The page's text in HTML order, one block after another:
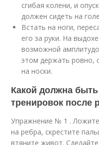
сгибая колени, и
должен сидеть на
Встать на ноги,
его за руки. На
возможной
этом держать ровно,
на носки.
Какой должна
тренировок после
Упражнение № 1 .
на ребра, скрестите
втяните живот.